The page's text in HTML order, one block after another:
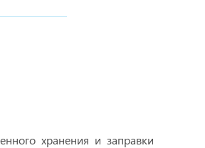
хранения и заправки